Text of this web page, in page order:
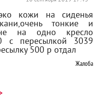
кожи на сиденья
тонкие и
на одно кресло
с пересылкой 3039
500 р отдал
Жалоба